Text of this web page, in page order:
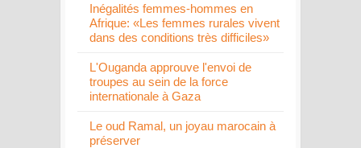
Inégalités femmes-hommes en
Afrique: «Les femmes rurales vivent
dans des conditions très difficiles»
L'Ouganda approuve l'envoi de
troupes au sein de la force
internationale à Gaza
Le oud Ramal, un joyau marocain à
préserver